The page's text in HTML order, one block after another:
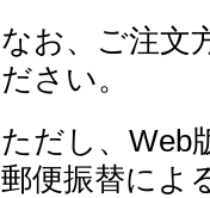
なお、ご注文
ださい。
ただし、Web
郵便振替によ